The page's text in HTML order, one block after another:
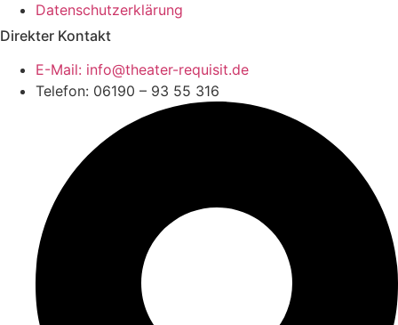
Datenschutzerklärung
Direkter Kontakt
E-Mail: info@theater-requisit.de
Telefon: 06190 – 93 55 316